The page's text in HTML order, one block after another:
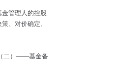
管理人的控股
、对价确定、
二）——基金备